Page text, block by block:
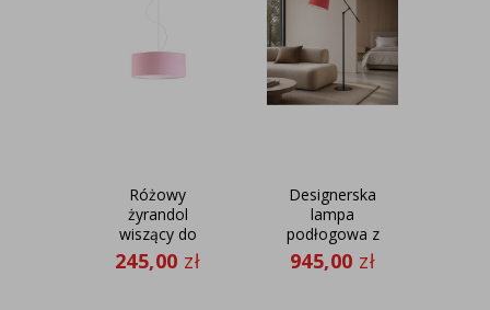
Różowy
żyrandol
wiszący do
pokoju
dziewczynki
245,00 zł
Designerska
lampa
podłogowa z
regulacją
kąta padania
945,00 zł